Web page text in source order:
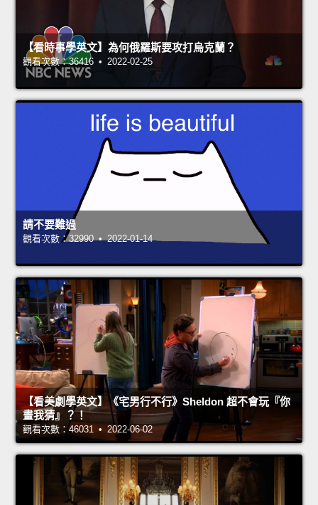
【看時事學英文】為何俄羅斯要攻打烏克蘭？
觀看次數：36416 • 2022-02-25
請不要難過
觀看次數：32990 • 2022-01-14
【看美劇學英文】《宅男行不行》Sheldon 超不會玩『你
畫我猜』？！
觀看次數：46031 • 2022-06-02